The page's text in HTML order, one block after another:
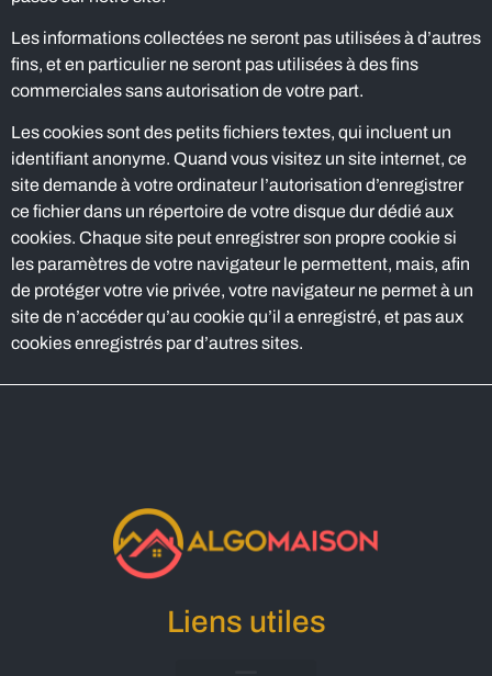
Les informations collectées ne seront pas utilisées à d’autres
fins, et en particulier ne seront pas utilisées à des fins
commerciales sans autorisation de votre part.
Les cookies sont des petits fichiers textes, qui incluent un
identifiant anonyme. Quand vous visitez un site internet, ce
site demande à votre ordinateur l’autorisation d’enregistrer
ce fichier dans un répertoire de votre disque dur dédié aux
cookies. Chaque site peut enregistrer son propre cookie si
les paramètres de votre navigateur le permettent, mais, afin
de protéger votre vie privée, votre navigateur ne permet à un
site de n’accéder qu’au cookie qu’il a enregistré, et pas aux
cookies enregistrés par d’autres sites.
Liens utiles